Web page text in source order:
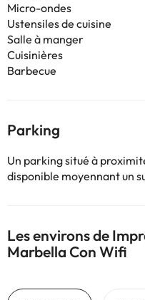
Micro-ondes
Ustensiles de cuisine
Salle à manger
Cuisinières
Barbecue
Parking
Un parking situé à
disponible moyennant un
Les environs de
Marbella Con Wifi